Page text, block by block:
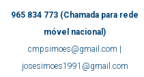
965 834 773 (Chamada para rede
móvel nacional)
cmpsimoes@gmail.com |
josesimoes1991@gmail.com